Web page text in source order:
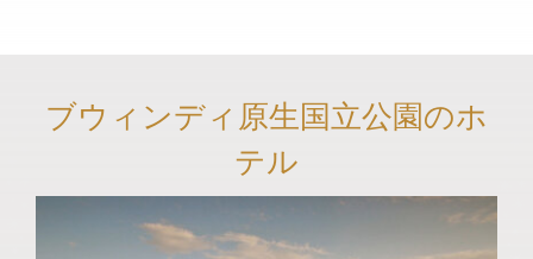
ブウィンディ原生国立公園のホ
テル